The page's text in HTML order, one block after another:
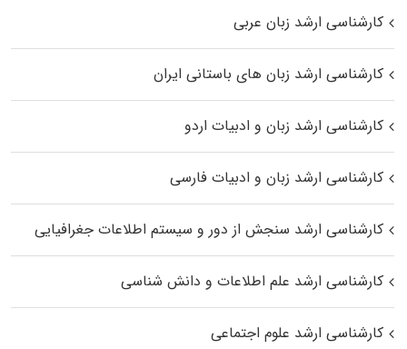
کارشناسی ارشد زبان عربی
کارشناسی ارشد زبان‌ های باستانی ایران
کارشناسی ارشد زبان و ادبیات اردو
کارشناسی ارشد زبان و ادبیات فارسی
کارشناسی ارشد سنجش از دور و سیستم اطلاعات جغرافیایی
کارشناسی ارشد علم اطلاعات و دانش شناسی
کارشناسی ارشد علوم اجتماعی